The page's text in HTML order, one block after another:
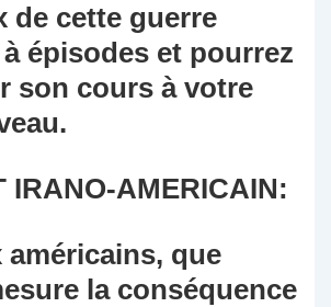
de cette guerre
épisodes et pourrez
son cours à votre
IRANO-AMERICAIN:
américains, que
la conséquence